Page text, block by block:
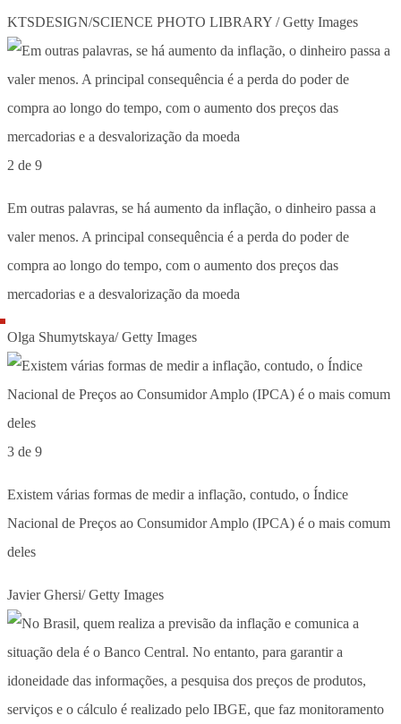
KTSDESIGN/SCIENCE PHOTO LIBRARY / Getty Images
2 de 9
Em outras palavras, se há aumento da inflação, o dinheiro passa a
valer menos. A principal consequência é a perda do poder de
compra ao longo do tempo, com o aumento dos preços das
mercadorias e a desvalorização da moeda
Olga Shumytskaya/ Getty Images
3 de 9
Existem várias formas de medir a inflação, contudo, o Índice
Nacional de Preços ao Consumidor Amplo (IPCA) é o mais comum
deles
Javier Ghersi/ Getty Images